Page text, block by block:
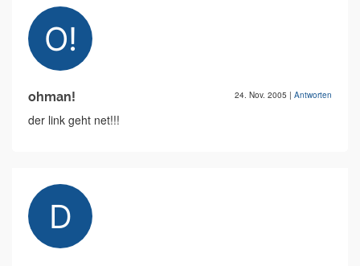
ohman! 24. Nov. 2005 | Antworten
der link geht net!!!